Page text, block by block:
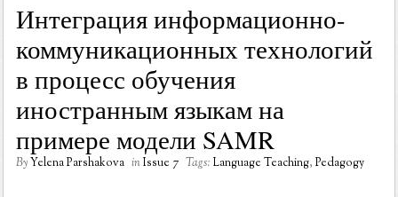
Интеграция информационно-
коммуникационных технологий
в процесс обучения
иностранным языкам на
примере модели SAMR
ByYelena Parshakova inIssue 7 Tags: Language Teaching, Pedagogy